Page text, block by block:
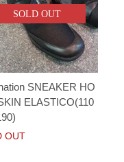
SOLD OUT
SNEAKER HO
ELASTICO(110
OUT